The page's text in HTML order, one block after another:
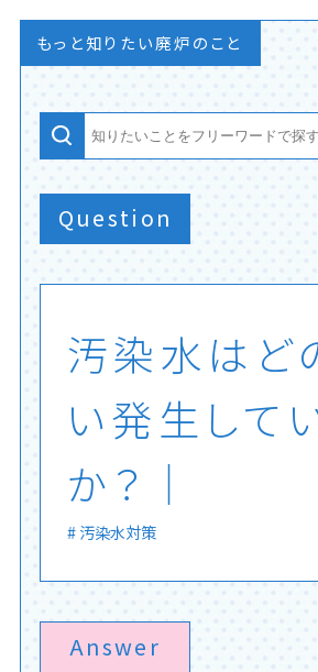
もっと知りたい廃炉のこと
Question
汚染水 は ど
い発生 して
か ？ │
汚染水対策
Answer